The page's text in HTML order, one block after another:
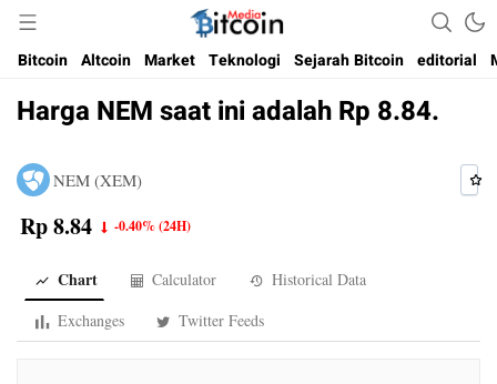
Bitcoin Media Indonesia
Media Bitcoin dan Cryptocurrency, dan Blockchain di Indonesia
Bitcoin Altcoin Market Teknologi Sejarah Bitcoin editorial
Harga NEM saat ini adalah Rp 8.84.
NEM (XEM)
Rp 8.84 -0.40%(24H)
Chart Calculator
Historical Data
Exchanges
Twitter Feeds